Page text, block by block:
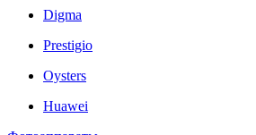
Digma
Prestigio
Oysters
Huawei